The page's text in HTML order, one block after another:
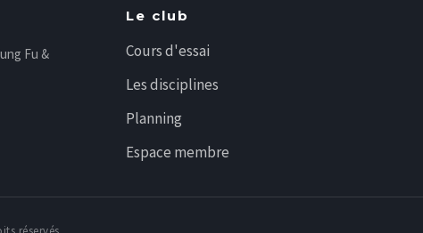
Fu &
Le club
Cours d'essai
Les disciplines
Planning
Espace membre